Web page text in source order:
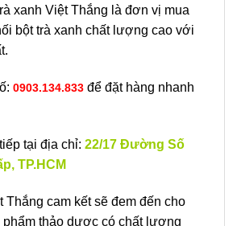
xanh Việt Thắng là đơn vị mua
bột trà xanh chất lượng cao với
0903.134.833 để đặt hàng nhanh
tại địa chỉ: 22/17 Đường Số
TP.HCM
cam kết sẽ đem đến cho
phẩm thảo dược có chất lượng